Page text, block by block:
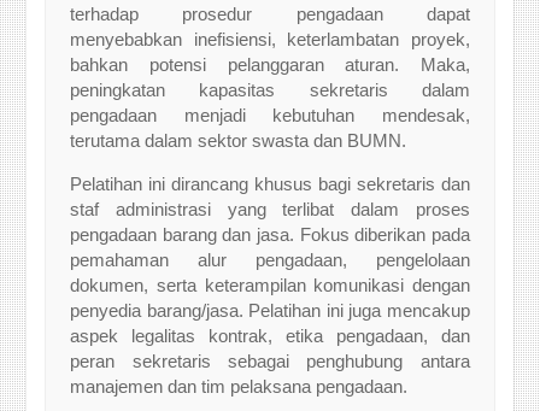
terhadap prosedur pengadaan dapat
menyebabkan inefisiensi, keterlambatan proyek,
bahkan potensi pelanggaran aturan. Maka,
peningkatan kapasitas sekretaris dalam
pengadaan menjadi kebutuhan mendesak,
terutama dalam sektor swasta dan BUMN.
Pelatihan ini dirancang khusus bagi sekretaris dan
staf administrasi yang terlibat dalam proses
pengadaan barang dan jasa. Fokus diberikan pada
pemahaman alur pengadaan, pengelolaan
dokumen, serta keterampilan komunikasi dengan
penyedia barang/jasa. Pelatihan ini juga mencakup
aspek legalitas kontrak, etika pengadaan, dan
peran sekretaris sebagai penghubung antara
manajemen dan tim pelaksana pengadaan.